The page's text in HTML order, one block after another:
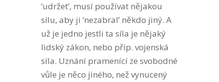
‘udržet’, musí používat nějakou
sílu, aby ji ‘nezabral’ někdo jiný. A
už je jedno jestli ta síla je nějaký
lidský zákon, nebo příp. vojenská
síla. Uznání pramenící ze svobodné
vůle je něco jiného, než vynucený